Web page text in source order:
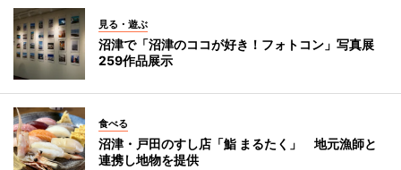
見る・遊ぶ
沼津で「沼津のココが好き！フォトコン」写真展
259作品展示
食べる
沼津・戸田のすし店「鮨 まるたく」 地元漁師と
連携し地物を提供